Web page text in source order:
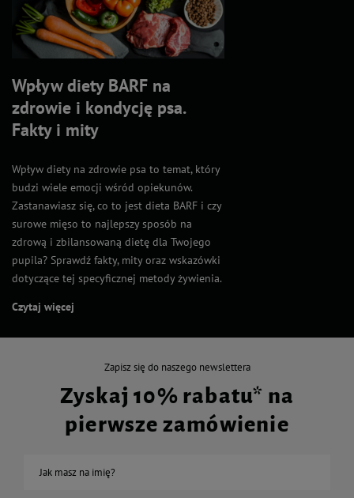
Wpływ diety BARF na
zdrowie i kondycję psa.
Fakty i mity
Wpływ diety na zdrowie psa to temat, który
budzi wiele emocji wśród opiekunów.
Zastanawiasz się, co to jest dieta BARF i czy
surowe mięso to najlepszy sposób na
zdrową i zbilansowaną dietę dla Twojego
pupila? Sprawdź fakty, mity oraz wskazówki
dotyczące tej specyficznej metody żywienia.
Czytaj więcej
Zapisz się do naszego newslettera
Zyskaj 10% rabatu* na
pierwsze zamówienie
Jak masz na imię?